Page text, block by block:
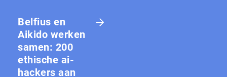
Belfius en
Aikido werken
samen: 200
ethische ai-
hackers aan